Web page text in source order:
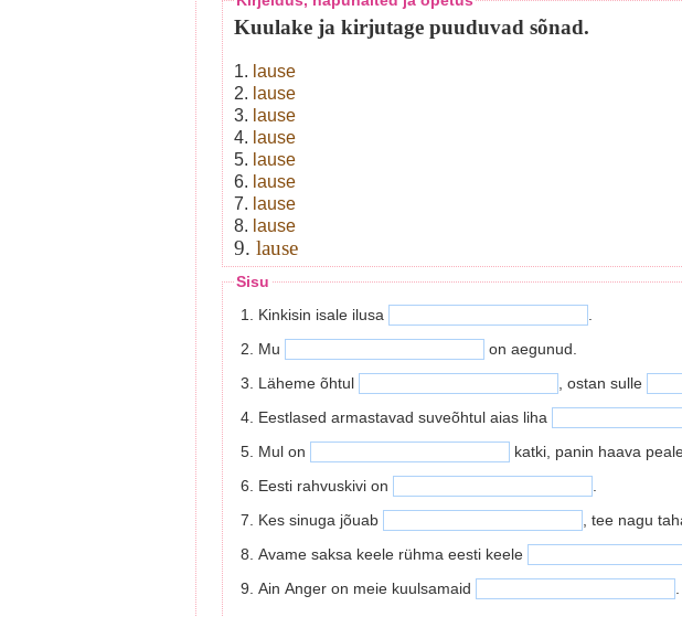
Kuulake ja kirjutage puuduvad sõnad.
1. lause
2. lause
3. lause
4. lause
5. lause
6. lause
7. lause
8. lause
9. lause
Sisu
1. Kinkisin isale ilusa
2. Mu
on aegunud.
3. Läheme õhtul
, ostan sulle
4. Eestlased armastavad suveõhtul aias liha
5. Mul on
katki, panin haava
6. Eesti rahvuskivi on
7. Kes sinuga jõuab
, tee nagu
8. Avame saksa keele rühma eesti keele
9. Ain Anger on meie kuulsamaid